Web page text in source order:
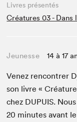
Livres présentés
Créatures 03 - Dans
Jeunesse 14 à 17
Venez ren­con­tr­er
son livre «
chez DUPUIS.
20 min­utes avant